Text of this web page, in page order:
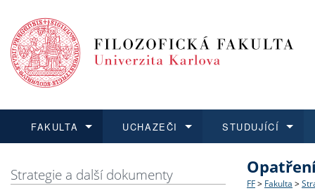
FAKULTA
Struktura
UCHAZEČI
Co
STUDUJÍCÍ
O vědě a
Aktuální
Strategie a další dokumenty FF > Fakulta >